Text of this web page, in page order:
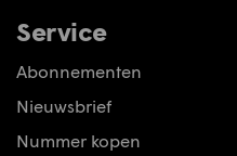
Service
Abonnementen
Nieuwsbrief
Nummer kopen